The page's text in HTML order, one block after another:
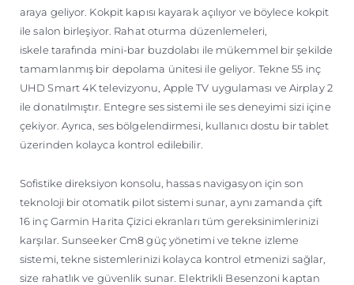
araya geliyor. Kokpit kapısı kayarak açılıyor ve böylece kokpit
ile salon birleşiyor. Rahat oturma düzenlemeleri,
iskele tarafında mini-bar buzdolabı ile mükemmel bir şekilde
tamamlanmış bir depolama ünitesi ile geliyor. Tekne 55 inç
UHD Smart 4K televizyonu, Apple TV uygulaması ve Airplay 2
ile donatılmıştır. Entegre ses sistemi ile ses deneyimi sizi içine
çekiyor. Ayrıca, ses bölgelendirmesi, kullanıcı dostu bir tablet
üzerinden kolayca kontrol edilebilir.
Sofistike direksiyon konsolu, hassas navigasyon için son
teknoloji bir otomatik pilot sistemi sunar, aynı zamanda çift
16 inç Garmin Harita Çizici ekranları tüm gereksinimlerinizi
karşılar. Sunseeker Cm8 güç yönetimi ve tekne izleme
sistemi, tekne sistemlerinizi kolayca kontrol etmenizi sağlar,
size rahatlık ve güvenlik sunar. Elektrikli Besenzoni kaptan